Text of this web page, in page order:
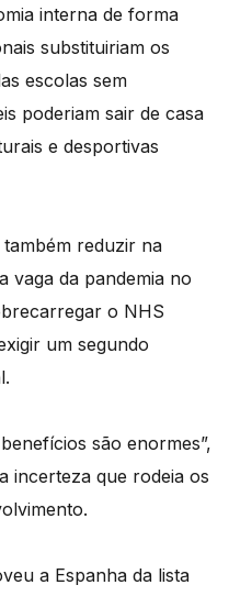
interna de forma
substituiriam os
escolas sem
poderiam sair de casa
e desportivas
reduzir na
vaga da pandemia no
o NHS
um segundo
são enormes”,
incerteza que rodeia os
a Espanha da lista